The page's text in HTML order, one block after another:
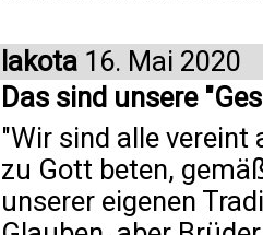
lakota 16. Mai 2020
Das sind unsere
"Wir sind alle vereint
zu Gott beten,
unserer eigenen